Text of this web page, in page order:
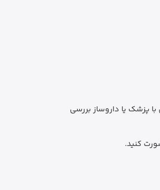
پزشک یا داروساز بررسی
کنید.